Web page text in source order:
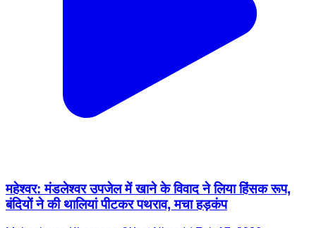
महेश्वर: मंडलेश्वर उपजेल में खाने के विवाद ने लिया हिंसक रूप,
बंदियों ने की थालियां पीटकर पथराव, मचा हड़कंप